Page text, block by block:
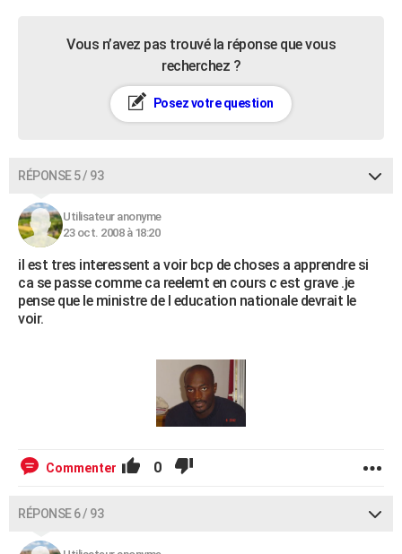
Vous n’avez pas trouvé la réponse que vous
recherchez ?
Posez votre question
RÉPONSE 5 / 93
Utilisateur anonyme
23 oct. 2008 à 18:20
il est tres interessent a voir bcp de choses a apprendre si
ca se passe comme ca reelemt en cours c est grave .je
pense que le ministre de l education nationale devrait le
voir.
Commenter 0
RÉPONSE 6 / 93